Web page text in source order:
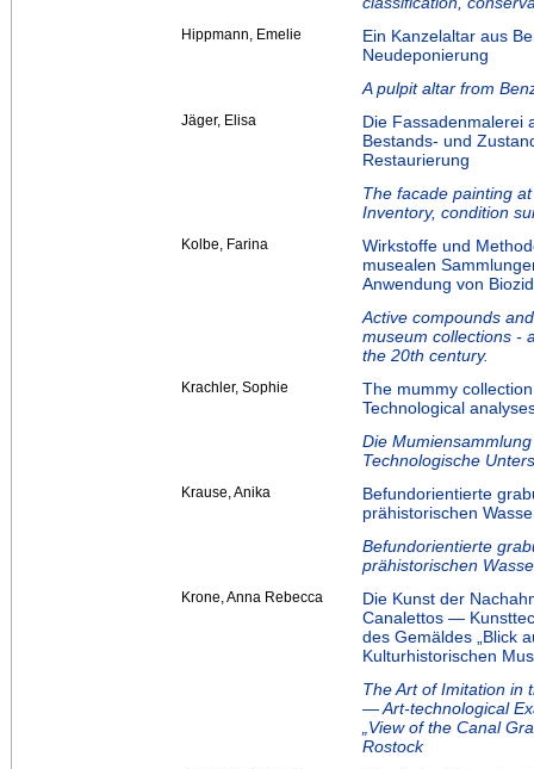
Hippmann, Emelie
Ein Kanzelaltar aus
Neudeponierung
A pulpit altar from
Jäger, Elisa
Die Fassadenmalerei
Bestands- und
Restaurierung
The facade painting
Inventory, condition
Kolbe, Farina
Wirkstoffe und
musealen
Anwendung von
Active compounds
museum collections -
the 20th century.
Krachler, Sophie
The mummy
Technological
Die
Technologische
Krause, Anika
Befundorientierte
prähistorischen
Befundorientierte
prähistorischen
Krone, Anna Rebecca
Die Kunst der
Canalettos —
des Gemäldes „Blick
Kulturhistorischen
The Art of Imitation in
— Art-technological
„View of the Canal
Rostock